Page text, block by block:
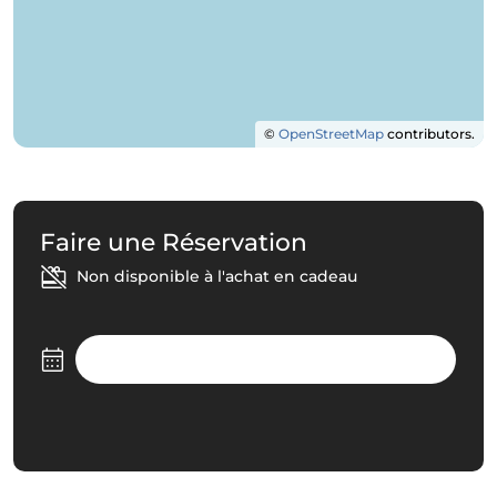
© OpenStreetMap contributors.
Faire une Réservation
Non disponible à l'achat en cadeau